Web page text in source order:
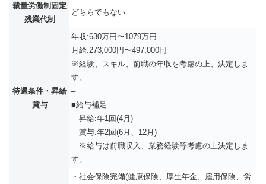
裁量労働制固定
残業代制
どちらでもない
待遇条件・昇給
賞与
年収:630万円〜1079万円
月給:273,000円〜497,000円
※経験、スキル、前職の年収を考慮の上、決定しま
す。
–
■給与補足
昇給:年1回(4月)
賞与:年2回(6月、12月)
※給与は前職収入、業務経験等考慮の上決定しま
す。
・社会保険完備(健康保険、厚生年金、雇用保険、労